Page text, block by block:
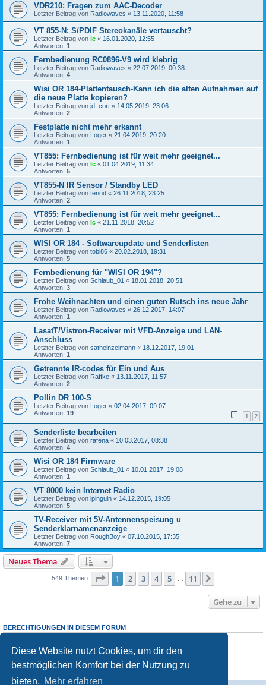
Diese Website nutzt Cookies, um dir den
bestmöglichen Komfort bei der Nutzung zu
bieten. Mehr erfahren
VDR210: Fragen zum AAC-Decoder
Letzter Beitrag von Radiowaves « 13.11.2020, 11:58
VT 855-N: S/PDIF Stereokanäle vertauscht?
Letzter Beitrag von lc « 16.01.2020, 12:55
Antworten: 1
Fernbedienung RC0896-V9 wird klebrig
Letzter Beitrag von Radiowaves « 22.07.2019, 00:38
Antworten: 4
Wisi OR 184-Plattentausch-Kann ich die alten Aufnahmen auf
die neue Platte kopieren?
Letzter Beitrag von jd_cort « 14.05.2019, 23:06
Antworten: 2
Festplatte nicht mehr erkannt
Letzter Beitrag von Loger « 21.04.2019, 20:20
Antworten: 1
VT855: Fernbedienung ist für weit mehr geeignet...
Letzter Beitrag von lc « 01.04.2019, 11:34
Antworten: 5
VT855-N IR Sensor / Standby LED
Letzter Beitrag von tenod « 26.11.2018, 23:25
Antworten: 2
VT855: Fernbedienung ist für weit mehr geeignet...
Letzter Beitrag von lc « 21.11.2018, 20:52
Antworten: 1
WISI OR 184 - Softwareupdate und Senderlisten
Letzter Beitrag von tobi86 « 20.02.2018, 19:31
Antworten: 5
Fernbedienung für "WISI OR 194"?
Letzter Beitrag von Schlaub_01 « 18.01.2018, 20:51
Antworten: 3
Frohe Weihnachten und einen guten Rutsch ins neue Jahr
Letzter Beitrag von Radiowaves « 26.12.2017, 14:07
Antworten: 1
LasatT/Vistron-Receiver mit VFD-Anzeige und LAN-
Anschluss
Letzter Beitrag von satheinzelmann « 18.12.2017, 19:01
Antworten: 1
Getrennte IR-codes für Ein und Aus
Letzter Beitrag von Raffke « 13.11.2017, 11:57
Antworten: 2
Pollin DR 100-S
Letzter Beitrag von Loger « 02.04.2017, 09:07
Antworten: 19 1 2
Senderliste bearbeiten
Letzter Beitrag von rafena « 10.03.2017, 08:38
Antworten: 4
Wisi OR 184 Firmware
Letzter Beitrag von Schlaub_01 « 10.01.2017, 19:08
Antworten: 1
VT 8000 kein Internet Radio
Letzter Beitrag von lpinguin « 14.12.2015, 19:05
Antworten: 5
TV-Receiver mit 5V-Antennenspeisung u
Senderklarnamenanzeige
Letzter Beitrag von RoughBoy « 07.10.2015, 17:35
Antworten: 7
Neues Thema
549 Themen Seite 1von 11
1 2 3 4 5 11
Gehe zu
BERECHTIGUNGEN IN DIESEM FORUM
Du darfst
keine Antworten zu Themen in diesem Forum erstellen.
Du darfst deine Beiträge in diesem Forumnichtändern.
Du darfst deine Beiträge in diesem Forum nicht löschen.
keine